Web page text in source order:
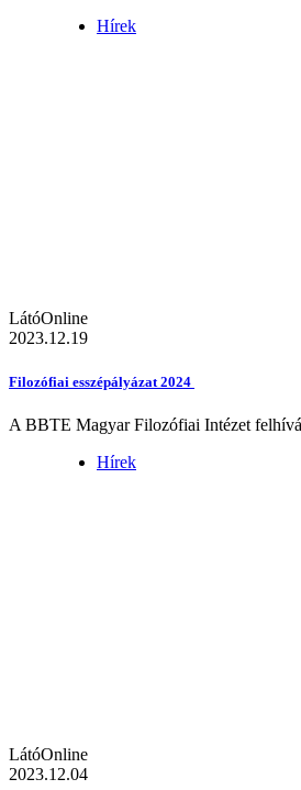
Hírek
LátóOnline
2023.12.19
Filozófiai esszépályázat 2024
A BBTE Magyar Filozófiai Intézet
Hírek
LátóOnline
2023.12.04